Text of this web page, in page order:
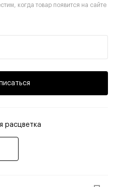
когда товар появится на сайте
расцветка